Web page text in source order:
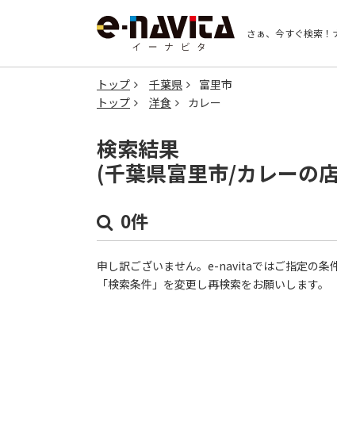
さぁ、今すぐ検索！
トップ 千葉県
富里市
トップ
洋食 カレー
検索結果
(千葉県富里市/カレーの
0件
申し訳ございません。e-navitaではご指定の条
「検索条件」を変更し再検索をお願いします。